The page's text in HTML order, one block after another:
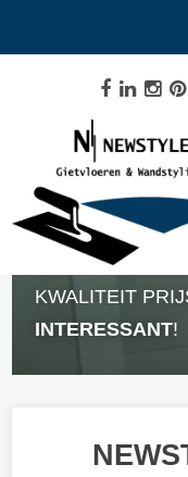
NEWSTYLE
KWALITEIT
INTERESSANT!